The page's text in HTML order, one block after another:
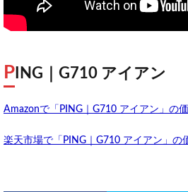
P ING｜G710 アイアン
Amazonで「PING｜G710 アイアン」の
楽天市場で「PING｜G710 アイアン」の